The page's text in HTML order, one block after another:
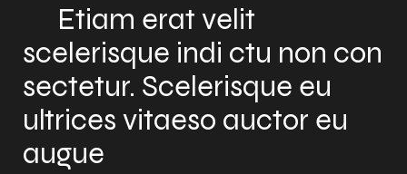
Etiam erat velit
scelerisque indi ctu non con
sectetur. Scelerisque eu
ultrices vitaeso auctor eu
augue